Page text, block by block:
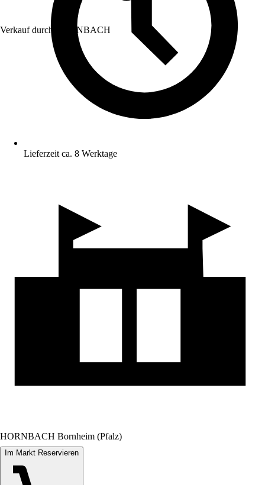
Verkauf durch: HORNBACH
Lieferzeit ca. 8 Werktage
HORNBACH Bornheim (Pfalz)
Im Markt Reservieren